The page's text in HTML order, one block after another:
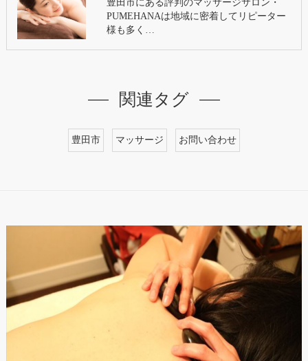
豊田市にある評判のマッサージサロン・
PUMEHANAは地域に密着してリピーター
様も多く…
関連タグ
豊田市 マッサージ お問い合わせ